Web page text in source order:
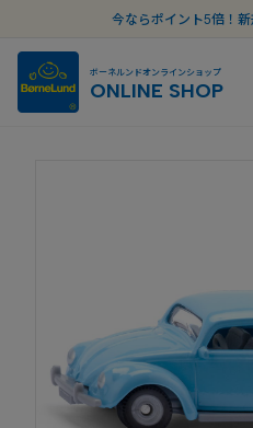
今ならポイント5倍！
ボーネルンドオンラインショップ
ONLINE SHOP